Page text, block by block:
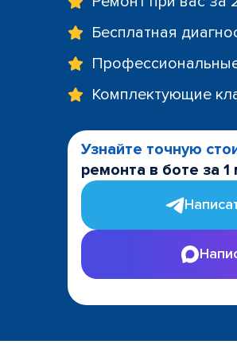
Бесплатная
Комплектующие
Узнайте точную
ремонта в боте за 1